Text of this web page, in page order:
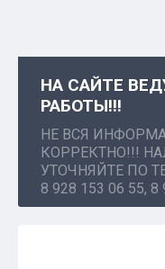
НА САЙТЕ
РАБОТЫ!!!
НЕ ВСЯ
КОРРЕКТНО!!!
УТОЧНЯЙТЕ ПО
8 928 153 06 55, 8